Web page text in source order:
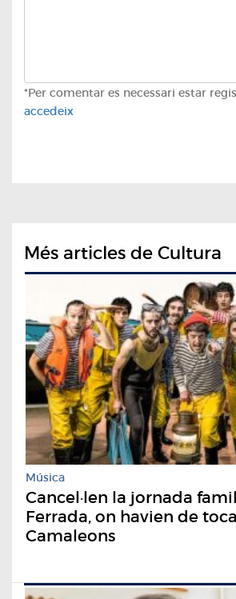
*Per comentar es necessari estar
accedeix
Més articles de Cultura
Música
Cancel·len la jornada
Ferrada, on havien de
Camaleons